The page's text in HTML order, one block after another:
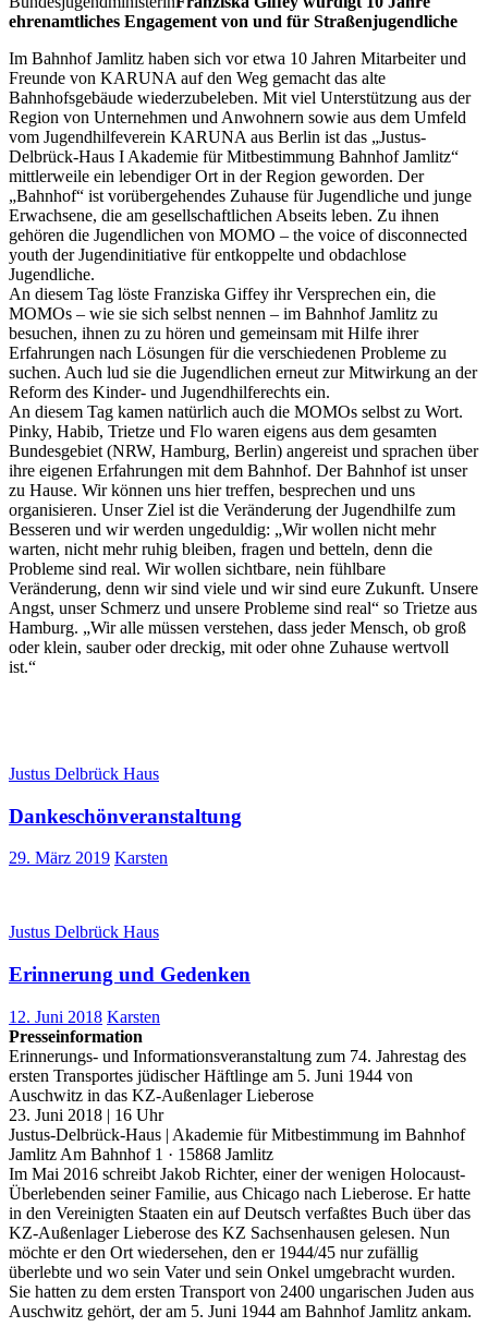
ehrenamtliches Engagement von und für Straßenjugendliche
Im Bahnhof Jamlitz haben sich vor etwa 10 Jahren Mitarbeiter und
Freunde von KARUNA auf den Weg gemacht das alte
Bahnhofsgebäude wiederzubeleben. Mit viel Unterstützung aus der
Region von Unternehmen und Anwohnern sowie aus dem Umfeld
vom Jugendhilfeverein KARUNA aus Berlin ist das „Justus-
Delbrück-Haus I Akademie für Mitbestimmung Bahnhof Jamlitz“
mittlerweile ein lebendiger Ort in der Region geworden. Der
„Bahnhof“ ist vorübergehendes Zuhause für Jugendliche und junge
Erwachsene, die am gesellschaftlichen Abseits leben. Zu ihnen
gehören die Jugendlichen von MOMO – the voice of disconnected
youth der Jugendinitiative für entkoppelte und obdachlose
Jugendliche.
An diesem Tag löste Franziska Giffey ihr Versprechen ein, die
MOMOs – wie sie sich selbst nennen – im Bahnhof Jamlitz zu
besuchen, ihnen zu zu hören und gemeinsam mit Hilfe ihrer
Erfahrungen nach Lösungen für die verschiedenen Probleme zu
suchen. Auch lud sie die Jugendlichen erneut zur Mitwirkung an der
Reform des Kinder- und Jugendhilferechts ein.
An diesem Tag kamen natürlich auch die MOMOs selbst zu Wort.
Pinky, Habib, Trietze und Flo waren eigens aus dem gesamten
Bundesgebiet (NRW, Hamburg, Berlin) angereist und sprachen über
ihre eigenen Erfahrungen mit dem Bahnhof. Der Bahnhof ist unser
zu Hause. Wir können uns hier treffen, besprechen und uns
organisieren. Unser Ziel ist die Veränderung der Jugendhilfe zum
Besseren und wir werden ungeduldig: „Wir wollen nicht mehr
warten, nicht mehr ruhig bleiben, fragen und betteln, denn die
Probleme sind real. Wir wollen sichtbare, nein fühlbare
Veränderung, denn wir sind viele und wir sind eure Zukunft. Unsere
Angst, unser Schmerz und unsere Probleme sind real“ so Trietze aus
Hamburg. „Wir alle müssen verstehen, dass jeder Mensch, ob groß
oder klein, sauber oder dreckig, mit oder ohne Zuhause wertvoll
ist.“
Justus Delbrück Haus
Dankeschönveranstaltung
29. März 2019 Karsten
Justus Delbrück Haus
Erinnerung und Gedenken
12. Juni 2018 Karsten
Presseinformation
Erinnerungs- und Informationsveranstaltung zum 74. Jahrestag des
ersten Transportes jüdischer Häftlinge am 5. Juni 1944 von
Auschwitz in das KZ-Außenlager Lieberose
23. Juni 2018 | 16 Uhr
Justus-Delbrück-Haus | Akademie für Mitbestimmung im Bahnhof
Jamlitz Am Bahnhof 1 · 15868 Jamlitz
Im Mai 2016 schreibt Jakob Richter, einer der wenigen Holocaust-
Überlebenden seiner Familie, aus Chicago nach Lieberose. Er hatte
in den Vereinigten Staaten ein auf Deutsch verfaßtes Buch über das
KZ-Außenlager Lieberose des KZ Sachsenhausen gelesen. Nun
möchte er den Ort wiedersehen, den er 1944/45 nur zufällig
überlebte und wo sein Vater und sein Onkel umgebracht wurden.
Sie hatten zu dem ersten Transport von 2400 ungarischen Juden aus
Auschwitz gehört, der am 5. Juni 1944 am Bahnhof Jamlitz ankam.